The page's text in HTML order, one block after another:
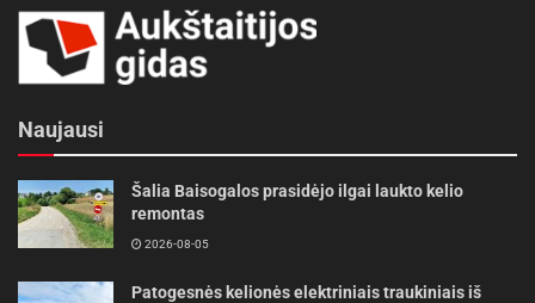
Naujausi
Šalia Baisogalos prasidėjo ilgai laukto kelio
remontas
2026-08-05
Patogesnės kelionės elektriniais traukiniais iš